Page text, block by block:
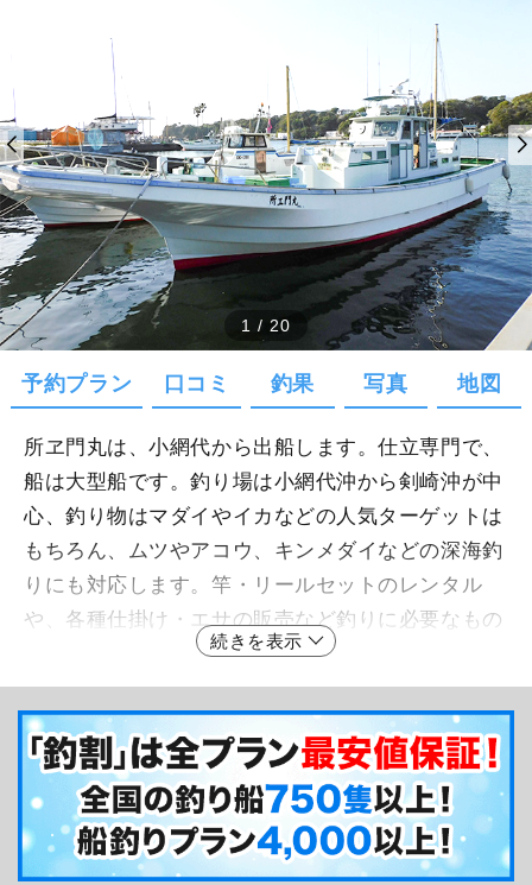
1 / 20
予約プラン 口コミ 釣果 写真 地図
所ヱ門丸は、小網代から出船します。仕立専門で、
船は大型船です。釣り場は小網代沖から剣崎沖が中
心、釣り物はマダイやイカなどの人気ターゲットは
もちろん、ムツやアコウ、キンメダイなどの深海釣
りにも対応します。竿・リールセットのレンタル
や、各種仕掛け・エサの販売など釣りに必要なもの
は、釣り船側で準備してもらえるので、手ぶらでの
釣行も可能です。風光明媚な小網代からの出船、ぜ
ひ景観も楽しんでくださいね☆
釣り船からのメッセージ
こんにちは！所ヱ門丸です。風光明媚な小網代港
から出船しています。当船は貸切専門です。ご利用
続きを表示